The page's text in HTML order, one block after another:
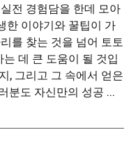
전 경험담을 한데 모아
한 이야기와 꿀팁이 가
를 찾는 것을 넘어 토토
데 큰 도움이 될 것입
, 그리고 그 속에서 얻은
분도 자신만의 성공 ...